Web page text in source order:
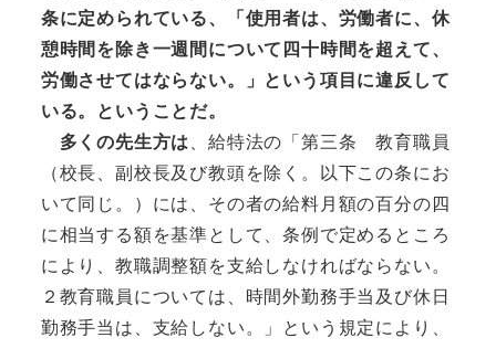
条に定められている、「使用者は、労働者に、休
憩時間を除き一週間について四十時間を超えて、
労働させてはならない。」という項目に違反して
いる。ということだ。
多くの先生方は、給特法の「第三条 教育職員
（校長、副校長及び教頭を除く。以下この条にお
いて同じ。）には、その者の給料月額の百分の四
に相当する額を基準として、条例で定めるところ
により、教職調整額を支給しなければならない。
２教育職員については、時間外勤務手当及び休日
勤務手当は、支給しない。」という規定により、